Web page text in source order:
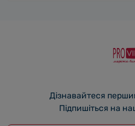
Дізнавайтеся
Підпишіться на